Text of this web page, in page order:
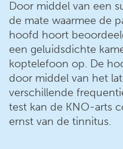
Door middel van een
de mate waarmee de
hoofd hoort
een geluidsdichte
koptelefoon op. De
door middel van het
verschillende
test kan de KNO-arts
ernst van de tinnitus.